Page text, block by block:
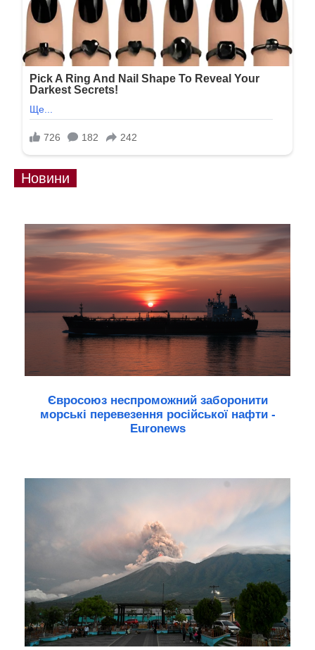
Новини
Євросоюз неспроможний заборонити
морські перевезення російської нафти -
Euronews